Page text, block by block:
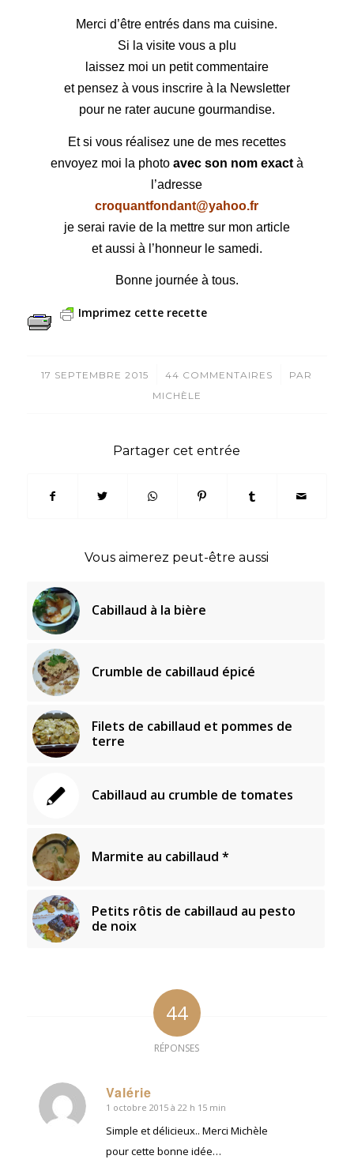
Merci d’être entrés dans ma cuisine.
Si la visite vous a plu
laissez moi un petit commentaire
et pensez à vous inscrire à la Newsletter
pour ne rater aucune gourmandise.
Et si vous réalisez une de mes recettes
envoyez moi la photo avec son nom exactà
l’adresse
croquantfondant@yahoo.fr
je serai ravie de la mettre sur mon article
et aussi à l’honneur le samedi.
Bonne journée à tous.
Imprimez cette recette
17 SEPTEMBRE 2015
/ 44 COMMENTAIRES
/
PAR
MICHÈLE
Partager cet entrée
Vous aimerez peut-être aussi
Cabillaud à la bière
Crumble de cabillaud épicé
Filets de cabillaud et pommes de
terre
Cabillaud au crumble de tomates
Marmite au cabillaud *
Petits rôtis de cabillaud au pesto
de noix
44
RÉPONSES
Valérie
dit
:
1 octobre 2015 à 22 h 15 min
Simple et délicieux.. Merci Michèle
pour cette bonne idée…